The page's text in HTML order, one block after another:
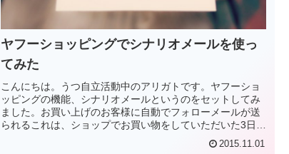
ヤフーショッピングでシナリオメールを使っ
てみた
こんにちは。うつ自立活動中のアリガトです。ヤフーショ
ッピングの機能、シナリオメールというのをセットしてみ
ました。お買い上げのお客様に自動でフォローメールが送
られるこれは、ショップでお買い物をしていただいた3日
2015.11.01